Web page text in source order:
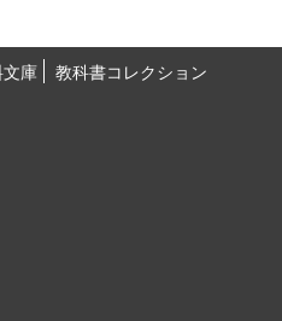
庫
教科書コレクション